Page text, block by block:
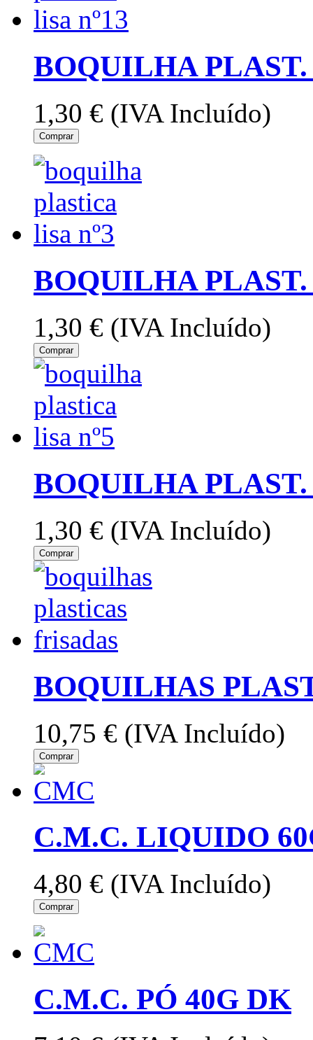
BOQUILHA
1,30 € (IVA Incluído)
Comprar
BOQUILHA
1,30 € (IVA Incluído)
Comprar
BOQUILHA
1,30 € (IVA Incluído)
Comprar
BOQUILHAS
10,75 € (IVA Incluído)
Comprar
C.M.C. LIQUIDO
4,80 € (IVA Incluído)
Comprar
C.M.C. PÓ 40G DK